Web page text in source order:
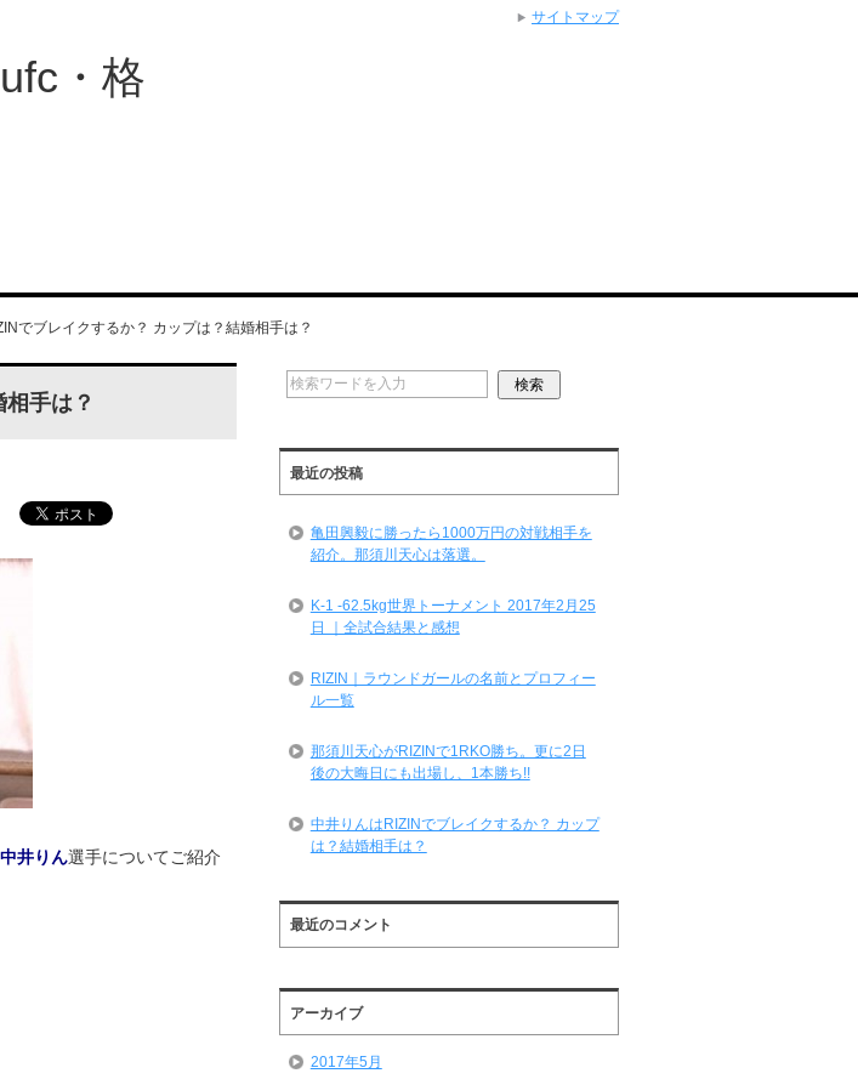
・格
でブレイクするか？ カップは？結婚相手は？
手は？
中井りん選手についてご紹介
最近の投稿
亀田興毅に勝ったら1000万円の対戦相手を
紹介。那須川天心は落選。
K-1 -62.5kg世界トーナメント 2017年2月25
日 ｜全試合結果と感想
RIZIN｜ラウンドガールの名前とプロフィー
ル一覧
那須川天心がRIZINで1RKO勝ち。更に2日
後の大晦日にも出場し、1本勝ち!!
中井りんはRIZINでブレイクするか？ カップ
は？結婚相手は？
最近のコメント
アーカイブ
2017年5月
サイトマップ